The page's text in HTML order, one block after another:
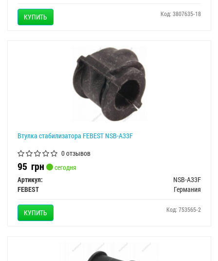
КУПИТЬ Код: 3807635-18
Втулка стабилизатора FEBEST NSB-A33F
0 отзывов
95 грн
сегодня
Артикул:
NSB-A33F
FEBEST
Германия
КУПИТЬ Код: 753565-2